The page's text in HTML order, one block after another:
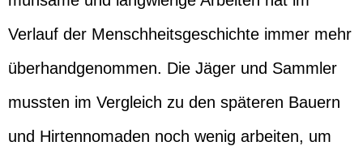
Verlauf der Menschheitsgeschichte immer mehr
überhandgenommen. Die Jäger und Sammler
mussten im Vergleich zu den späteren Bauern
und Hirtennomaden noch wenig arbeiten, um